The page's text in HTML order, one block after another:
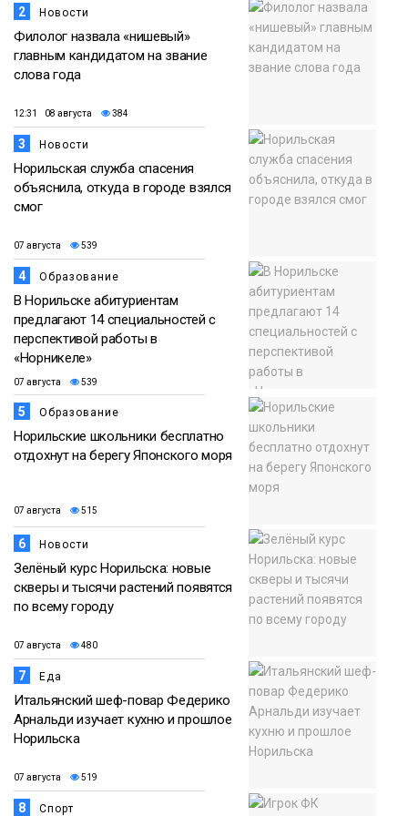
2 Новости
Филолог назвала «нишевый»
главным кандидатом на звание
слова года
12:31 08 августа 384
3 Новости
Норильская служба спасения
объяснила, откуда в городе взялся
смог
07 августа 539
4 Образование
В Норильске абитуриентам
предлагают 14 специальностей с
перспективой работы в
«Норникеле»
07 августа 539
5 Образование
Норильские школьники бесплатно
отдохнут на берегу Японского моря
07 августа 515
6 Новости
Зелёный курс Норильска: новые
скверы и тысячи растений появятся
по всему городу
07 августа 480
7 Еда
Итальянский шеф-повар Федерико
Арнальди изучает кухню и прошлое
Норильска
07 августа 519
8 Спорт